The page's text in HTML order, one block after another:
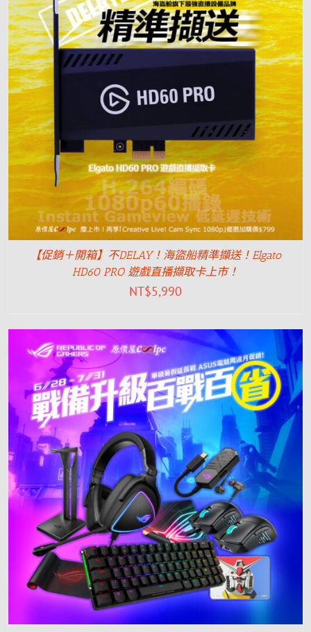
【促銷＋開箱】不DELAY！海盜船精準擷送！Elgato
HD60 PRO 遊戲直播擷取卡上市！
NT$5,990